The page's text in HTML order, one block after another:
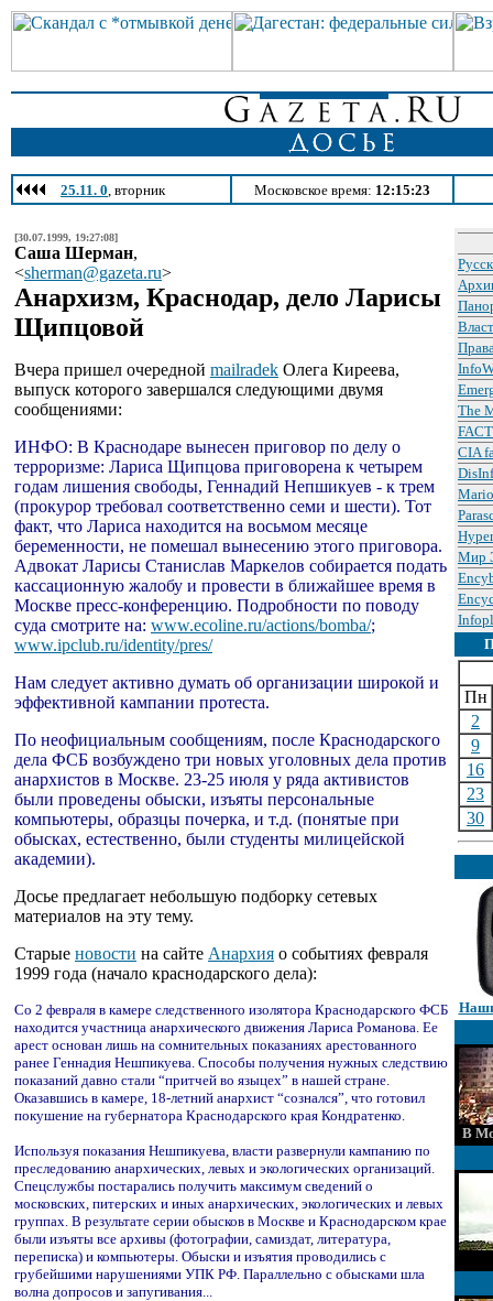
25.11. 0, вторник Московское время: 12:15:23
[30.07.1999, 19:27:08]
Саша Шерман,
<sherman@gazeta.ru>
Анархизм, Краснодар, дело Ларисы
Щипцовой
Вчера пришел очередной mailradek Олега Киреева,
выпуск которого завершался следующими двумя
сообщениями:
ИНФО: В Краснодаре вынесен приговор по делу о
терроризме: Лариса Щипцова приговорена к четырем
годам лишения свободы, Геннадий Непшикуев - к трем
(прокурор требовал соответственно семи и шести). Тот
факт, что Лариса находится на восьмом месяце
беременности, не помешал вынесению этого приговора.
Адвокат Ларисы Станислав Маркелов собирается подать
кассационную жалобу и провести в ближайшее время в
Москве пресс-конференцию. Подробности по поводу
суда смотрите на: www.ecoline.ru/actions/bomba/;
www.ipclub.ru/identity/pres/
Нам следует активно думать об организации широкой и
эффективной кампании протеста.
По неофициальным сообщениям, после Краснодарского
дела ФСБ возбуждено три новых уголовных дела против
анархистов в Москве. 23-25 июля у ряда активистов
были проведены обыски, изъяты персональные
компьютеры, образцы почерка, и т.д. (понятые при
обысках, естественно, были студенты милицейской
академии).
Досье предлагает небольшую подборку сетевых
материалов на эту тему.
Старые новости на сайте Анархия о событиях февраля
1999 года (начало краснодарского дела):
Со 2 февраля в камере следственного изолятора Краснодарского ФСБ
находится участница анархического движения Лариса Романова. Ее
арест основан лишь на сомнительных показаниях арестованного
ранее Геннадия Нешпикуева. Способы получения нужных следствию
показаний давно стали “притчей во языцех” в нашей стране.
Оказавшись в камере, 18-летний анархист “сознался”, что готовил
покушение на губернатора Краснодарского края Кондратенко.
Используя показания Нешпикуева, власти развернули кампанию по
преследованию анархических, левых и экологических организаций.
Спецслужбы постарались получить максимум сведений о
московских, питерских и иных анархических, экологических и левых
группах. В результате серии обысков в Москве и Краснодарском крае
были изъяты все архивы (фотографии, самиздат, литература,
переписка) и компьютеры. Обыски и изъятия проводились с
грубейшими нарушениями УПК РФ. Параллельно с обысками шла
волна допросов и запугивания...
The
CIA
Мир
Пн
2
9
16
23
30
В